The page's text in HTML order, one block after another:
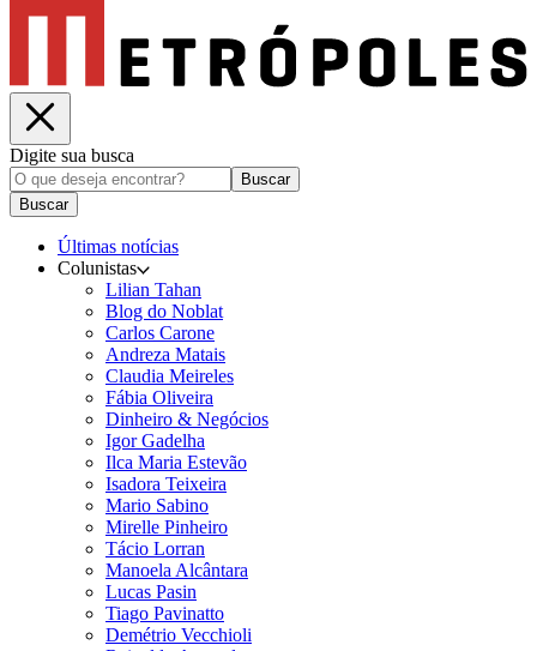
Digite sua busca
Buscar
Buscar
Últimas notícias
Colunistas
Lilian Tahan
Blog do Noblat
Carlos Carone
Andreza Matais
Claudia Meireles
Fábia Oliveira
Dinheiro & Negócios
Igor Gadelha
Ilca Maria Estevão
Isadora Teixeira
Mario Sabino
Mirelle Pinheiro
Tácio Lorran
Manoela Alcântara
Lucas Pasin
Tiago Pavinatto
Demétrio Vecchioli